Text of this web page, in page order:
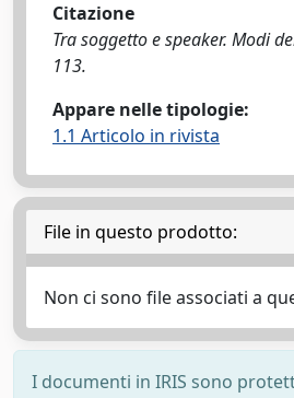
Citazione
Tra soggetto e speaker. Modi
113.
Appare nelle tipologie:
1.1 Articolo in rivista
File in questo prodotto:
Non ci sono file associati a
I documenti in IRIS sono